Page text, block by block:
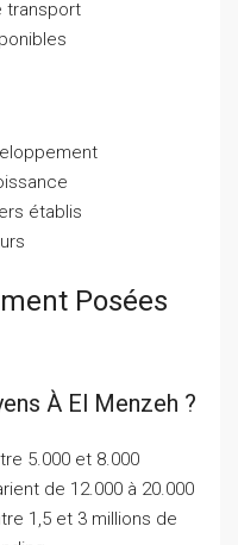
transport
établis
Posées
À El Menzeh ?
5.000 et 8.000
de 12.000 à 20.000
1,5 et 3 millions de